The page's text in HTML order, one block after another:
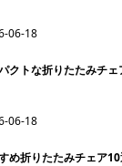
06-18
クトな折りたたみチェ
06-18
め折りたたみチェア